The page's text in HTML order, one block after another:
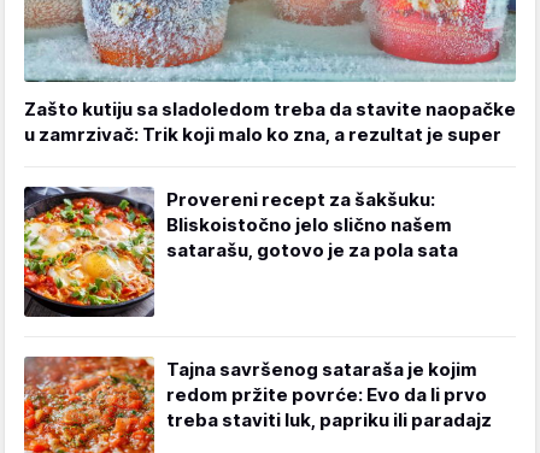
Zašto kutiju sa sladoledom treba da stavite naopačke
u zamrzivač: Trik koji malo ko zna, a rezultat je super
Provereni recept za šakšuku:
Bliskoistočno jelo slično našem
satarašu, gotovo je za pola sata
Tajna savršenog sataraša je kojim
redom pržite povrće: Evo da li prvo
treba staviti luk, papriku ili paradajz